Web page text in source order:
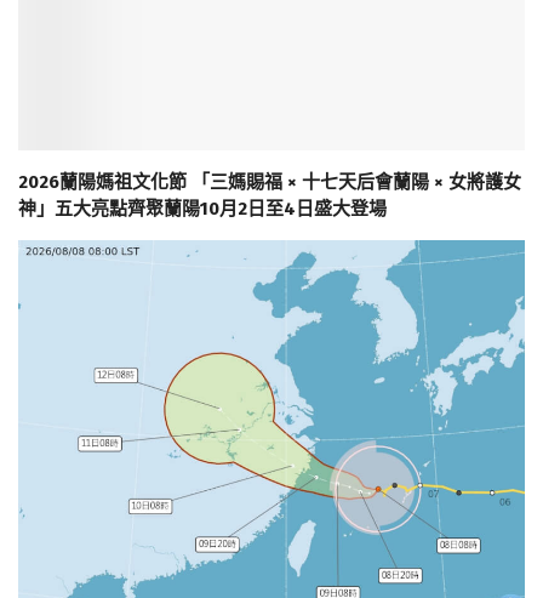
2026蘭陽媽祖文化節 「三媽賜福 × 十七天后會蘭陽 × 女將護女
神」五大亮點齊聚蘭陽10月2日至4日盛大登場